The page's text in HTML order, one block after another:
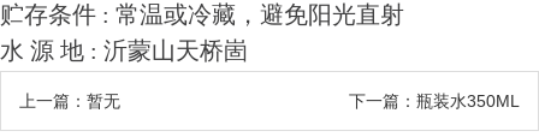
贮存条件 : 常温或冷藏，避免阳光直射
水 源 地 : 沂蒙山天桥崮
上一篇：暂无 下一篇：瓶装水350ML